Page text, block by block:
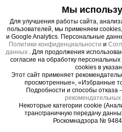
Материал обладает
что упрощает монтаж и
трубы может быть
антикоррозийным
срока службы в условиях
или агрессивной среды.
обеспечивает повышенную
сравнению с круглыми
оптимальным выбором для
Мы
Для улучшения работы сайта,
пользователей, мы применяем
и Google Analytics. Персональные
Политики конфиденциальности и
данных . Для продолжения
согласие на обработку
cookies в
Этот сайт применяет
просмотренные», «Избранные
Подробности и способы отказа
рекомендательных
Некоторые категории cookie
трансграничную передачу
Роскомнадзора №